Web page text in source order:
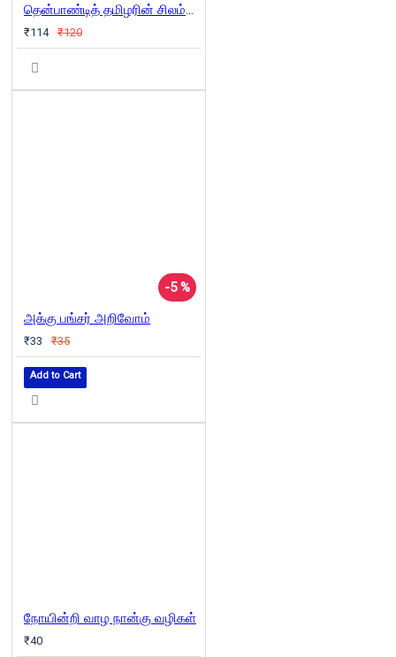
தென்பாண்டித் தமிழரின் சிலம்ப வரலாறும் அடிமுறைகளும் (தொகுதி 2)
₹114 ₹120
-5 %
அக்கு பங்சர் அறிவோம்
₹33 ₹35
Add to Cart
நோயின்றி வாழ நான்கு வழிகள்
₹40